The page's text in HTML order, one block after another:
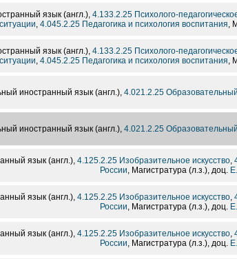
язык (англ.), 4.133.2.25 Психолого-
ситуации, 4.045.2.25 Педагогика и психология воспитания,
язык (англ.), 4.133.2.25 Психолого-
ситуации, 4.045.2.25 Педагогика и психология воспитания,
иностранный язык (англ.), 4.021.2.25
иностранный язык (англ.), 4.021.2.25
язык (англ.), 4.125.2.25 Изобразительное искусство,
России, Магистратура (л.з.), доц.
язык (англ.), 4.125.2.25 Изобразительное искусство,
России, Магистратура (л.з.), доц.
язык (англ.), 4.125.2.25 Изобразительное искусство,
России, Магистратура (л.з.), доц.